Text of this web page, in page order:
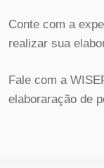
Conte com a
realizar sua
Fale com a
elaboraração de